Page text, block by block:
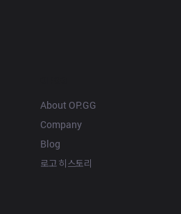
About OP.GG
Company
Blog
로고 히스토리